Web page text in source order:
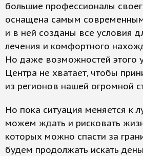
большие профессионалы
оснащена самым
и в ней созданы все условия
лечения и комфортного
Но даже возможностей этого
Центра не хватает, чтобы
из регионов нашей огромной
Но пока ситуация меняется к
можем ждать и рисковать
которых можно спасти за
будем продолжать искать